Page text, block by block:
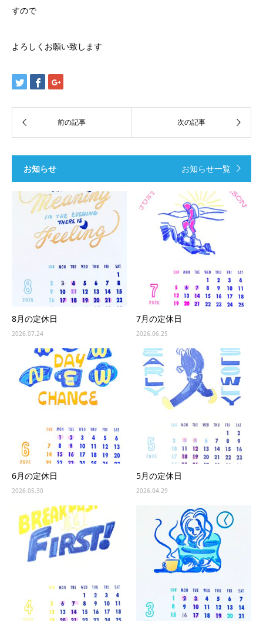
すので
よろしくお願い致します
お知らせ お知らせ一覧
8月の定休日
2026.07.24
7月の定休日
2026.06.25
6月の定休日
2026.05.30
5月の定休日
2026.04.29